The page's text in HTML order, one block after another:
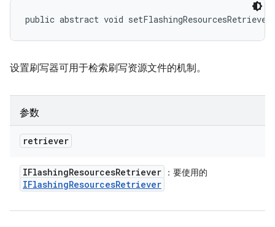
public abstract void
设置刷写器可用于检索刷写资源文件的机制。
参数
retriever
IFlashingResourcesRetriever ：要使用的
IFlashingResourcesRetriever